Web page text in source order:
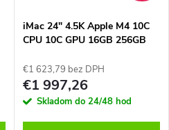
iMac 24" 4.5K Apple M4 10C
CPU 10C GPU 16GB 256GB
€1 623,79 bez DPH
€1 997,26
Skladom do 24/48 hod